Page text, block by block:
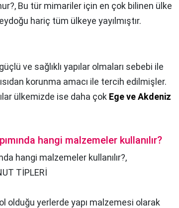
Bu tür mimariler için en çok bilinen ülke
hariç tüm ülkeye yayılmıştır.
güçlü ve sağlıklı yapılar olmaları sebebi ile
korunma amacı ile tercih edilmişler.
ülkemizde ise daha çok Ege ve Akdeniz
hangi malzemeler kullanılır?
hangi malzemeler kullanılır?,
TİPLERİ
olduğu yerlerde yapı malzemesi olarak